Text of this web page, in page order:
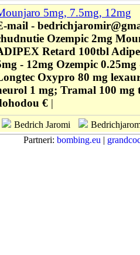
5mg, 7.5mg, 12mg
mail -
Ozempic 2mg
Retard 100tbl
- 12mg Ozempic
Oxypro 80 mg
1 mg; Tramal 100 mg
€ |
Bedrich Jaromi
Partneri: bombing.eu |